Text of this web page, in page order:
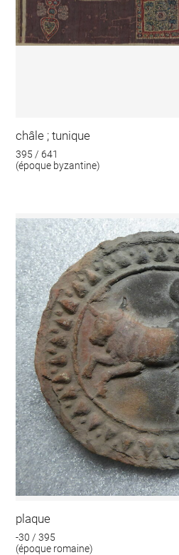
châle ; tunique
395 / 641
(époque byzantine)
plaque
-30 / 395
(époque romaine)